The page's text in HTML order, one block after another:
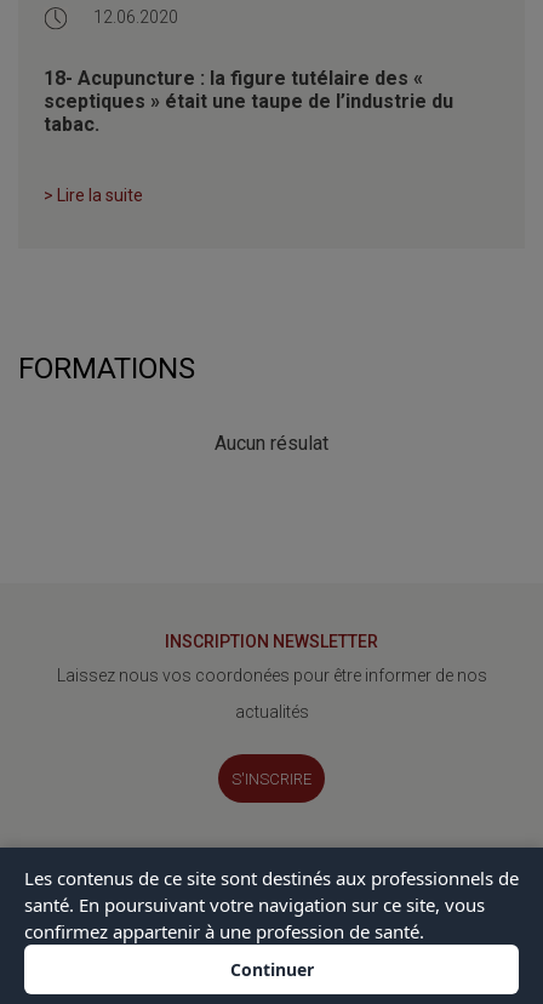
12.06.2020
18- Acupuncture : la figure tutélaire des «
sceptiques » était une taupe de l’industrie du
tabac.
> Lire la suite
FORMATIONS
Aucun résulat
INSCRIPTION NEWSLETTER
Laissez nous vos coordonées pour être informer de nos
actualités
S'INSCRIRE
Le GERA Mentions Légales Contact Actualités / Blog
© 2026 Gera - Tous droits réservés - Made with Madrian
Les contenus de ce site sont destinés aux professionnels de
santé. En poursuivant votre navigation sur ce site, vous
confirmez appartenir à une profession de santé.
Continuer